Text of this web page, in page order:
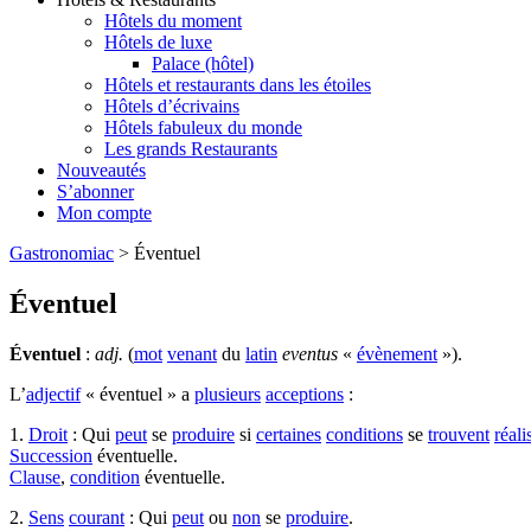
Hôtels du moment
Hôtels de luxe
Palace (hôtel)
Hôtels et restaurants dans les étoiles
Hôtels d’écrivains
Hôtels fabuleux du monde
Les grands Restaurants
Nouveautés
S’abonner
Mon compte
Gastronomiac > Éventuel
Éventuel
Éventuel : adj. (mot venant du latin eventus « évènement »).
L’adjectif« éventuel » a plusieurs acceptions :
1. Droit : Qui peut se produire si certaines conditions se trouvent
Succession éventuelle.
Clause, condition éventuelle.
2. Sens courant : Qui peut ou non se produire.